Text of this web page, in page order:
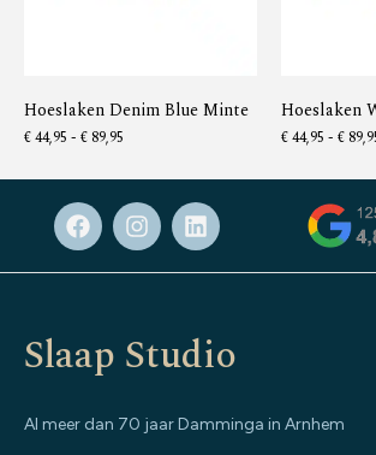
Hoeslaken Denim Blue Minte
€44,95 - € 89,95
Hoeslaken
€44,95 - €
Slaap Studio
Al meer dan 70 jaar Damminga in Arnhem